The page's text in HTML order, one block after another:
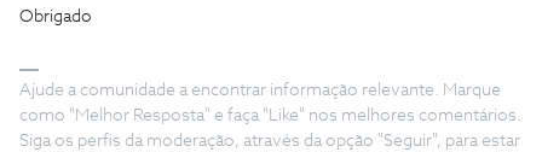
Obrigado
Ajude a comunidade a encontrar informação relevante. Marque
como "Melhor Resposta" e faça "Like" nos melhores comentários.
Siga os perfis da moderação, através da opção "Seguir", para estar